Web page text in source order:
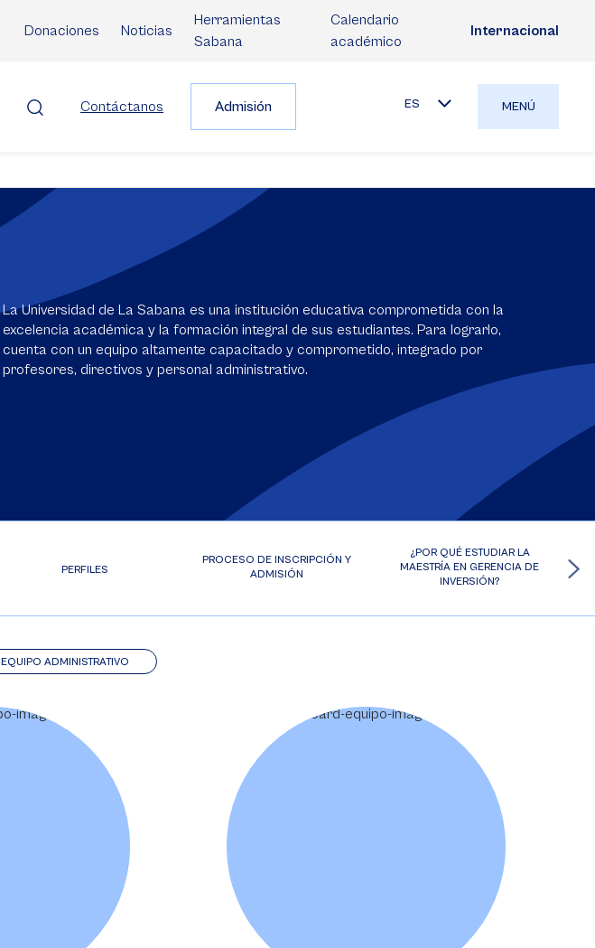
Donaciones Noticias
Herramientas
Sabana
Calendario
académico
Internacional
Contáctanos Admisión ES MENÚ
La Universidad de La Sabana es una institución educativa comprometida con la
excelencia académica y la formación integral de sus estudiantes. Para lograrlo,
cuenta con un equipo altamente capacitado y comprometido, integrado por
profesores, directivos y personal administrativo.
PERFILES
PROCESO DE INSCRIPCIÓN Y
ADMISIÓN
¿POR QUÉ ESTUDIAR LA
MAESTRÍA EN GERENCIA DE
INVERSIÓN?
EQUIPO ADMINISTRATIVO